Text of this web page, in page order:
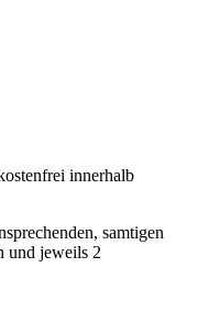
innerhalb
samtigen
und jeweils 2